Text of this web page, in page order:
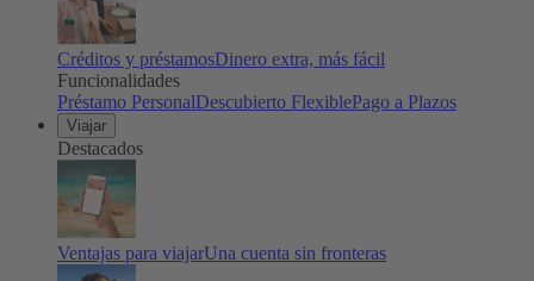
Créditos y préstamosDinero extra, más fácil
Funcionalidades
Préstamo PersonalDescubierto FlexiblePago a Plazos
Viajar
Destacados
Ventajas para viajarUna cuenta sin fronteras